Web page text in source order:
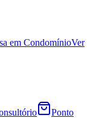
em CondomínioVer
Ponto